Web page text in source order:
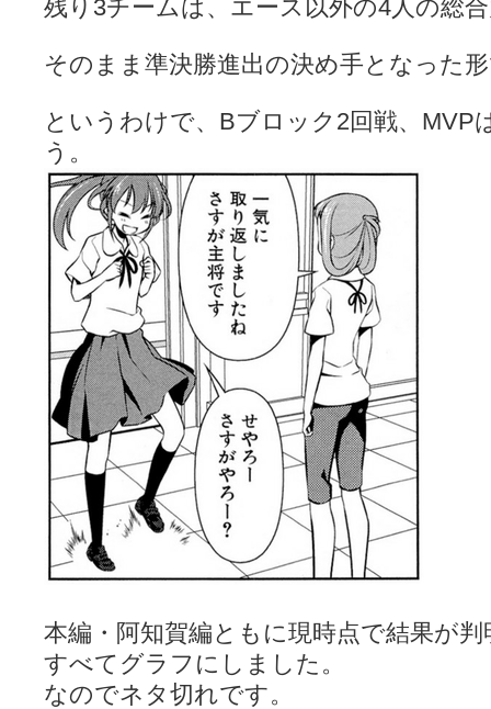
残り3チームは、エース以外の4人の総
そのまま準決勝進出の決め手となった
というわけで、Bブロック2回戦、MVP
う。
本編・阿知賀編ともに現時点で結果が
すべてグラフにしました。
なのでネタ切れです。